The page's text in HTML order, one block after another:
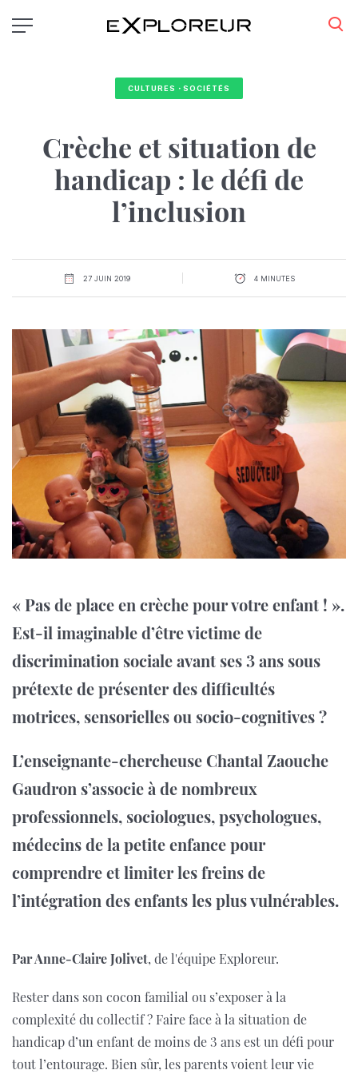
au
CULTURES・SOCIÉTÉS
Crèche et situation de
handicap : le défi de
l’inclusion
27 JUIN 2019 4 MINUTES
« Pas de place en crèche pour votre enfant ! ».
Est-il imaginable d’être victime de
discrimination sociale avant ses 3 ans sous
prétexte de présenter des difficultés
motrices, sensorielles ou socio-cognitives ?
L’enseignante-chercheuse Chantal Zaouche
Gaudron s’associe à de nombreux
professionnels, sociologues, psychologues,
médecins de la petite enfance pour
comprendre et limiter les freins de
l’intégration des enfants les plus vulnérables.
Par Anne-Claire Jolivet, de l'équipe Exploreur.
Rester dans son cocon familial ou s’exposer à la
complexité du collectif ? Faire face à la situation de
handicap d’un enfant de moins de 3 ans est un défi pour
tout l’entourage. Bien sûr, les parents voient leur vie